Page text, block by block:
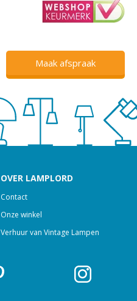
Maak afspraak
OVER LAMPLORD
Contact
Onze winkel
Verhuur van Vintage Lampen